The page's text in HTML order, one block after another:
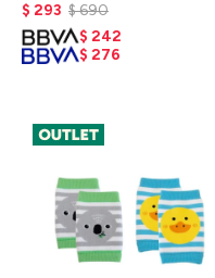
$ 293 $690
$ 242
$ 276